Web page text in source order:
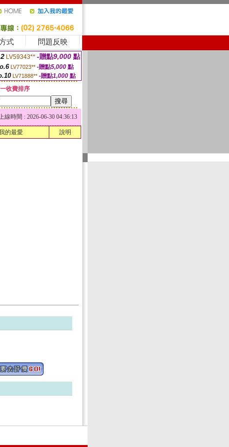
式 問題反映
LV59343** -贈點9,000 點
LV77023** -贈點5,000點
LV71888** -贈點1,000 點
收費排序
線時間 : 2026-06-30 04:36:13
的最愛 說明